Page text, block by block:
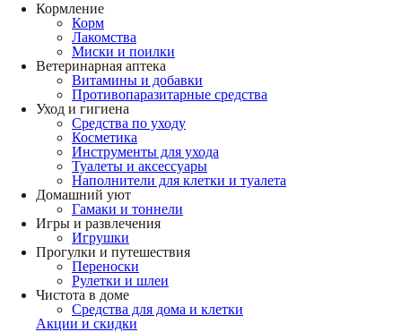
Кормление
Корм
Лакомства
Миски и поилки
Ветеринарная аптека
Витамины и добавки
Противопаразитарные средства
Уход и гигиена
Средства по уходу
Косметика
Инструменты для ухода
Туалеты и аксессуары
Наполнители для клетки и туалета
Домашний уют
Гамаки и тоннели
Игры и развлечения
Игрушки
Прогулки и путешествия
Переноски
Рулетки и шлеи
Чистота в доме
Средства для дома и клетки
Акции и скидки